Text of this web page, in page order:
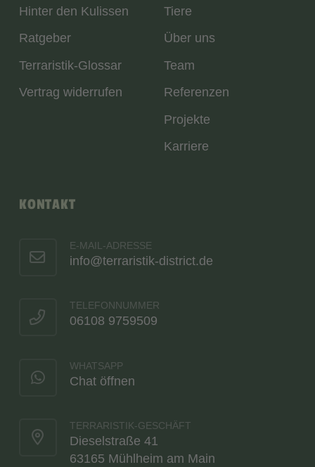
Hinter den Kulissen
Ratgeber
Terraristik-Glossar
Vertrag widerrufen
Tiere
Über uns
Team
Referenzen
Projekte
Karriere
KONTAKT
E-MAIL-ADRESSE
info@terraristik-district.de
TELEFONNUMMER
06108 9759509
WHATSAPP
Chat öffnen
TERRARISTIK-GESCHÄFT
Dieselstraße 41
63165 Mühlheim am Main